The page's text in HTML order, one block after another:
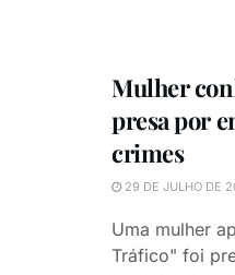
Mulher
presa por
crimes
29 DE JULHO DE
Uma mulher
Tráfico" foi